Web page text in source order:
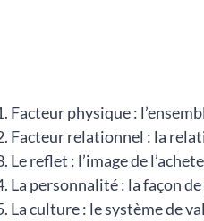
Facteur physique :
Facteur relationnel : la
Le reflet : l’image de
La personnalité : la façon
La culture : le système de